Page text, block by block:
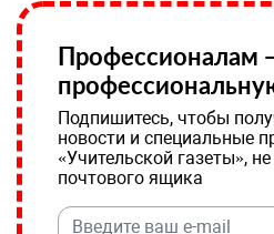
Профессионалам
Подпишитесь, чтобы
новости и специальные
«Учительской газеты»,
почтового ящика